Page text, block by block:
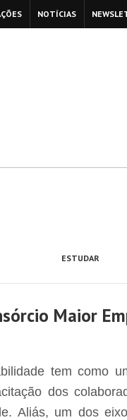
NOTÍCIAS
ESTUDAR
Maior
tem como
dos
Aliás, um dos